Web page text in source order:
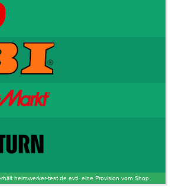
heimwerker-test.de evtl. eine Provision vom Shop